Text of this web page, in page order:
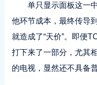
单只显示面板这一
他环节成本，最终传导
就造成了“天价”。即便
打下来了一部分，尤其
的电视，显然还不具备